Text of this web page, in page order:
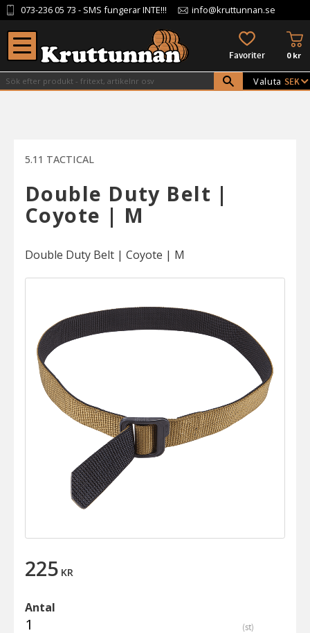
Meny
073-236 05 73 - SMS fungerar INTE!!! info@kruttunnan.se
FAVORITER 0kr
Valuta
5.11 TACTICAL
Double Duty Belt |
Coyote | M
Double Duty Belt | Coyote | M
225 KR
Antal
st